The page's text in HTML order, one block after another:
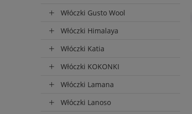
Włóczki Gusto Wool
Włóczki Himalaya
Włóczki Katia
Włóczki KOKONKI
Włóczki Lamana
Włóczki Lanoso